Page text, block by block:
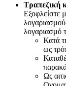
Τραπεζική
Εξοφλείστε
λογαριασμό
Κατά
ως
Ως